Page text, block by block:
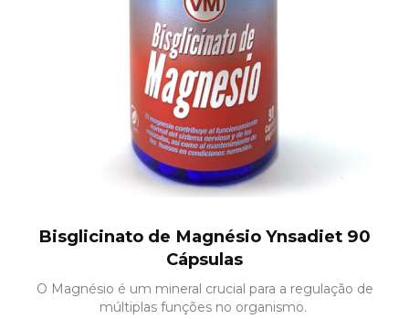
Bisglicinato de Magnésio Ynsadiet 90
Cápsulas
O Magnésio é um mineral crucial para a regulação de
múltiplas funções no organismo.